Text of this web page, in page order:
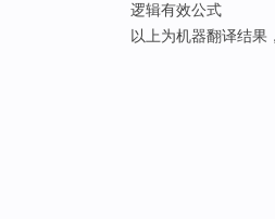
逻辑有效公式
以上为机器翻译结果